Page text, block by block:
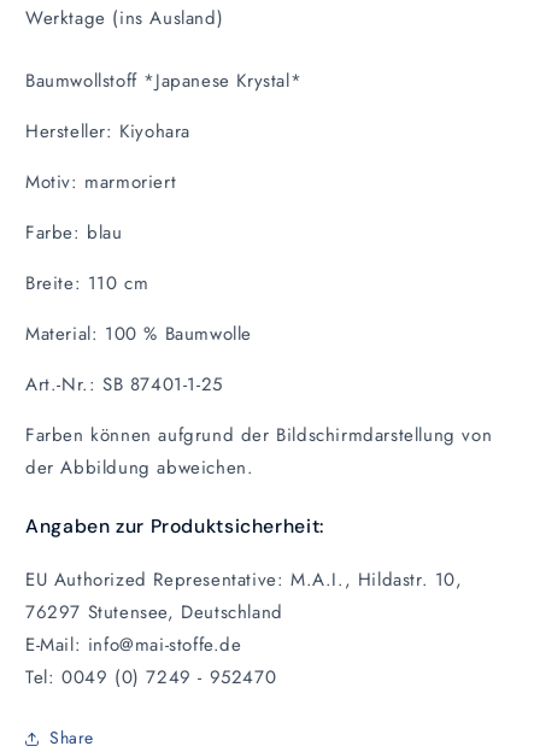
Werktage (ins Ausland)
Baumwollstoff *Japanese Krystal*
Hersteller: Kiyohara
Motiv: marmoriert
Farbe: blau
Breite: 110 cm
Material: 100 % Baumwolle
Art.-Nr.: SB 87401-1-25
Farben können aufgrund der Bildschirmdarstellung von
der Abbildung abweichen.
Angaben zur Produktsicherheit:
EU Authorized Representative: M.A.I., Hildastr. 10,
76297 Stutensee, Deutschland
E-Mail: info@mai-stoffe.de
Tel: 0049 (0) 7249 - 952470
Share